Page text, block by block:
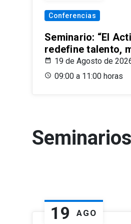
Conferencias
Seminario: “El
redefine talento,
19 de Agosto de
09:00 a 11:00 horas
Seminarios
19 AGO